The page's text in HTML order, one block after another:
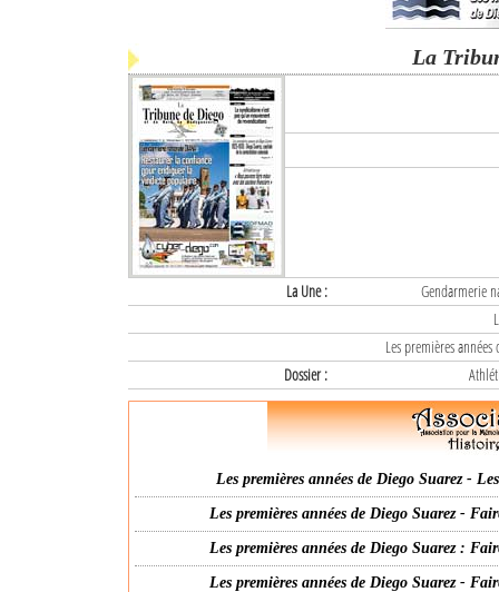
La
La Une :
Gendarmerie
Les premières
Dossier :
Les premières années de Diego Suarez -
Les premières années de Diego Suarez -
Les premières années de Diego Suarez :
Les premières années de Diego Suarez -